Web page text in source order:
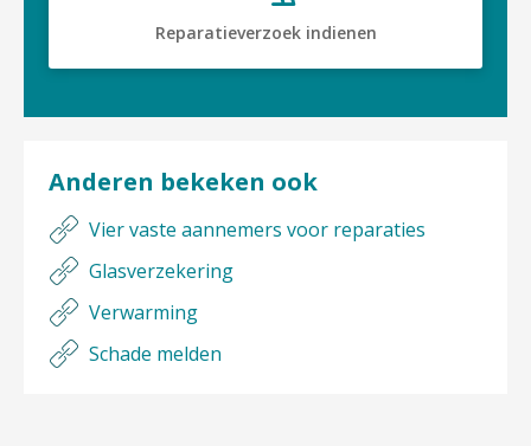
Reparatieverzoek indienen
Anderen bekeken ook
Vier vaste aannemers voor reparaties
Glasverzekering
Verwarming
Schade melden